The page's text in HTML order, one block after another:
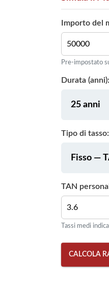
Importo del
Pre-impostato
Durata (anni):
Tipo di tasso:
TAN
Tassi medi
CALCOLA